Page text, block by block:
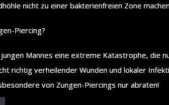
nicht zu einer bakterienfreien Zone
Piercing?
Mannes eine extreme Katastrophe, die
richtig verheilender Wunden und lokaler
von Zungen-Piercings nur abraten!